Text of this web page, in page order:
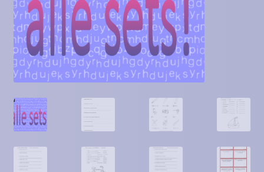
Contact
Homepagina
Mijn account
Privacy Policy